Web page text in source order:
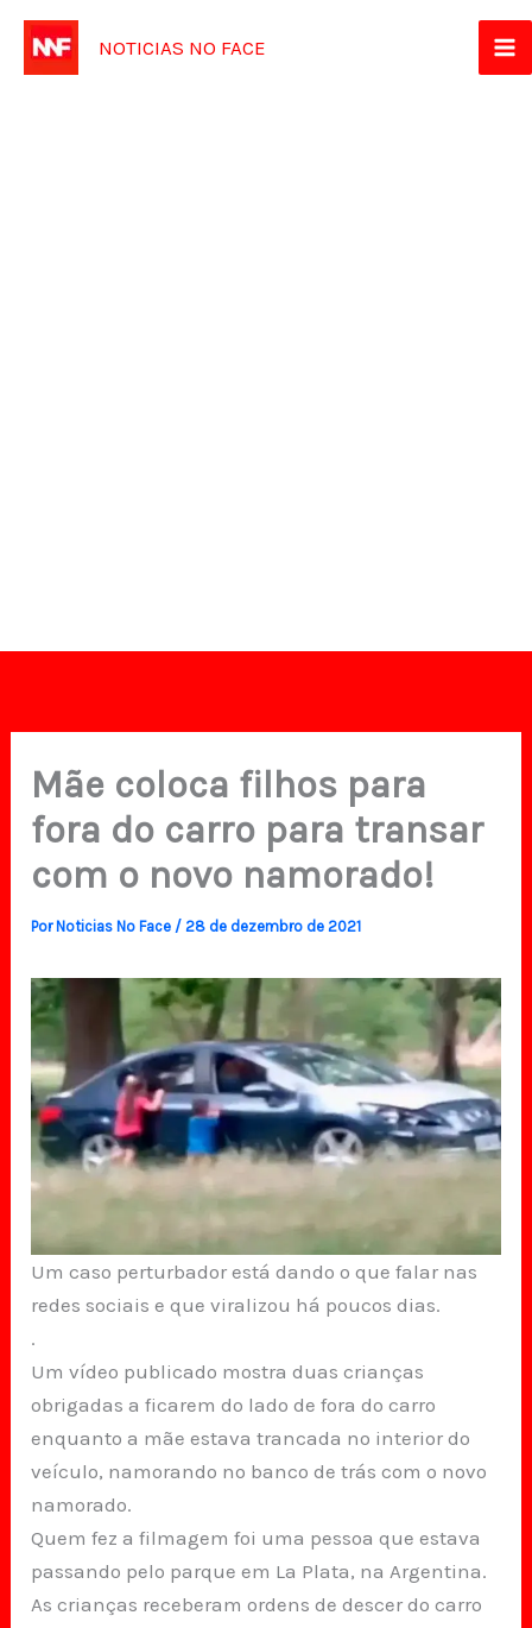
para
NOTICIAS NO FACE
Mãe coloca filhos para
fora do carro para transar
com o novo namorado!
PorNoticias No Face /28 de dezembro de 2021
Um caso perturbador está dando o que falar nas
redes sociais e que viralizou há poucos dias.
.
Um vídeo publicado mostra duas crianças
obrigadas a ficarem do lado de fora do carro
enquanto a mãe estava trancada no interior do
veículo, namorando no banco de trás com o novo
namorado.
Quem fez a filmagem foi uma pessoa que estava
passando pelo parque em La Plata, na Argentina.
As crianças receberam ordens de descer do carro